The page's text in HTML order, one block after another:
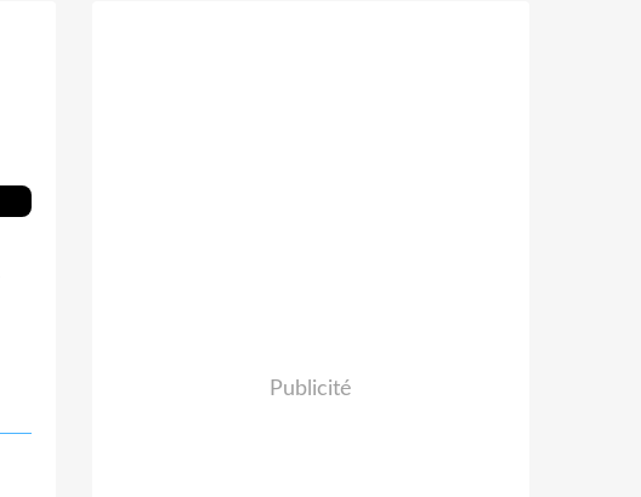
Publicité